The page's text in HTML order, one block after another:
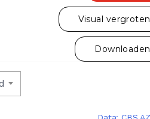
Visual vergroten
Downloaden